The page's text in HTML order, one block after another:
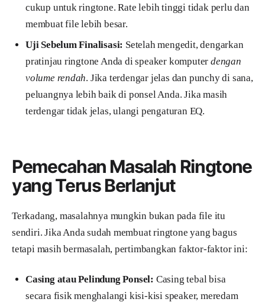
cukup untuk ringtone. Rate lebih tinggi tidak perlu dan
membuat file lebih besar.
Uji Sebelum Finalisasi: Setelah mengedit, dengarkan
pratinjau ringtone Anda di speaker komputer dengan
volume rendah. Jika terdengar jelas dan punchy di sana,
peluangnya lebih baik di ponsel Anda. Jika masih
terdengar tidak jelas, ulangi pengaturan EQ.
Pemecahan Masalah Ringtone
yang Terus Berlanjut
Terkadang, masalahnya mungkin bukan pada file itu
sendiri. Jika Anda sudah membuat ringtone yang bagus
tetapi masih bermasalah, pertimbangkan faktor-faktor ini:
Casing atau Pelindung Ponsel: Casing tebal bisa
secara fisik menghalangi kisi-kisi speaker, meredam